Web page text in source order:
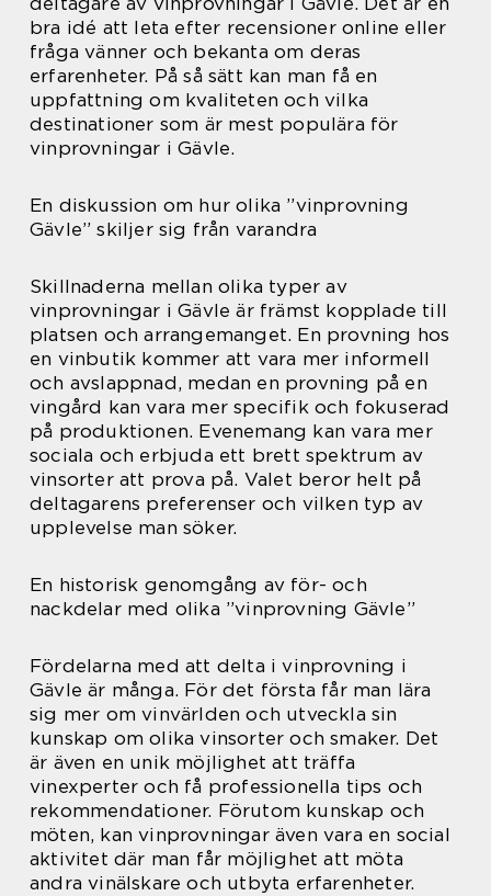
bra idé att leta efter recensioner online eller
fråga vänner och bekanta om deras
erfarenheter. På så sätt kan man få en
uppfattning om kvaliteten och vilka
destinationer som är mest populära för
vinprovningar i Gävle.
En diskussion om hur olika ”vinprovning
Gävle” skiljer sig från varandra
Skillnaderna mellan olika typer av
vinprovningar i Gävle är främst kopplade till
platsen och arrangemanget. En provning hos
en vinbutik kommer att vara mer informell
och avslappnad, medan en provning på en
vingård kan vara mer specifik och fokuserad
på produktionen. Evenemang kan vara mer
sociala och erbjuda ett brett spektrum av
vinsorter att prova på. Valet beror helt på
deltagarens preferenser och vilken typ av
upplevelse man söker.
En historisk genomgång av för- och
nackdelar med olika ”vinprovning Gävle”
Fördelarna med att delta i vinprovning i
Gävle är många. För det första får man lära
sig mer om vinvärlden och utveckla sin
kunskap om olika vinsorter och smaker. Det
är även en unik möjlighet att träffa
vinexperter och få professionella tips och
rekommendationer. Förutom kunskap och
möten, kan vinprovningar även vara en social
aktivitet där man får möjlighet att möta
andra vinälskare och utbyta erfarenheter.